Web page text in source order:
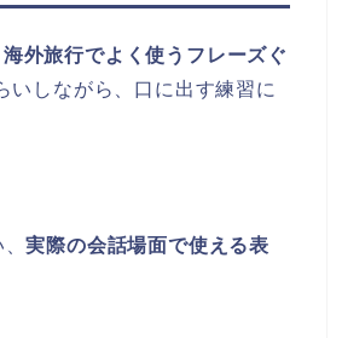
外旅行でよく使うフレーズぐ
いしながら、口に出す練習に
、実際の会話場面で使える表